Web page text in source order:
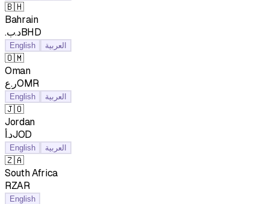
🇧🇭
Bahrain
.د.بBHD
English العربية
🇴🇲
Oman
ر.عOMR
English العربية
🇯🇴
Jordan
د.أJOD
English العربية
🇿🇦
South Africa
RZAR
English